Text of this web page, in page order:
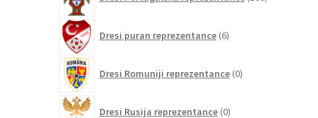
izdelkov
Dresi puran reprezentance 6izdelkov
Dresi Romuniji reprezentance 0izdelkov
Dresi Rusija reprezentance 0